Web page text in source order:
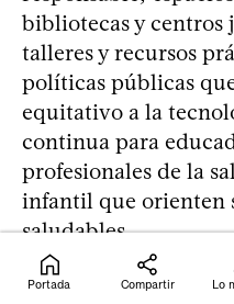
bibliotecas y centros
talleres y recursos
políticas públicas
equitativo a la
continua para
profesionales de la
infantil que orienten
saludables.
Pensar la
Portada Compartir Lo